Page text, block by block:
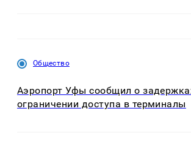
Общество
Аэропорт Уфы сообщил о
ограничении доступа в терминалы